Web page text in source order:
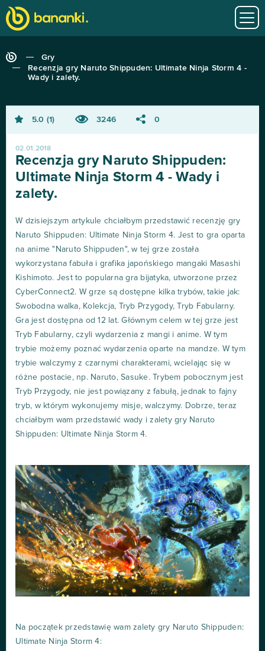
Gry
Recenzja gry Naruto Shippuden: Ultimate Ninja Storm 4 -
Wady i zalety.
5.0 1 3246 0
02.01.2018
Recenzja gry Naruto Shippuden:
Ultimate Ninja Storm 4 - Wady i
zalety.
W dzisiejszym artykule chciałbym przedstawić recenzję gry
Naruto Shippuden: Ultimate Ninja Storm 4. Jest to gra oparta
na anime "Naruto Shippuden", w tej grze została
wykorzystana fabuła i grafika japońskiego mangaki Masashi
Kishimoto. Jest to popularna gra bijatyka, utworzone przez
CyberConnect2. W grze są dostępne kilka trybów, takie jak:
Swobodna walka, Kolekcja, Tryb Przygody, Tryb Fabularny.
Gra jest dostępna od 12 lat. Głównym celem w tej grze jest
Tryb Fabularny, czyli wydarzenia z mangi i anime. W tym
trybie możemy poznać wydarzenia oparte na mandze. W tym
trybie walczymy z czarnymi charakterami, wcielając się w
różne postacie, np. Naruto, Sasuke. Trybem pobocznym jest
Tryb Przygody, nie jest powiązany z fabułą, jednak to fajny
tryb, w którym wykonujemy misje, walczymy. Dobrze, teraz
chciałbym wam przedstawić wady i zalety gry Naruto
Shippuden: Ultimate Ninja Storm 4.
Na początek przedstawię wam zalety gry Naruto Shippuden:
Ultimate Ninja Storm 4: